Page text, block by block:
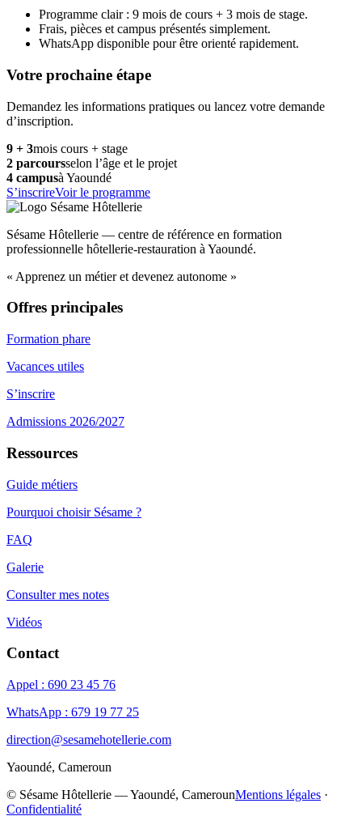
Programme clair : 9 mois de cours + 3 mois de stage.
Frais, pièces et campus présentés simplement.
WhatsApp disponible pour être orienté rapidement.
Votre prochaine étape
Demandez les informations pratiques ou lancez votre demande
d’inscription.
9 + 3mois cours + stage
2 parcoursselon l’âge et le projet
4 campusà Yaoundé
S’inscrireVoir le programme
Sésame Hôtellerie — centre de référence en formation
professionnelle hôtellerie-restauration à Yaoundé.
« Apprenez un métier et devenez autonome »
Offres principales
Formation phare
Vacances utiles
S’inscrire
Admissions 2026/2027
Ressources
Guide métiers
Pourquoi choisir Sésame ?
FAQ
Galerie
Consulter mes notes
Vidéos
Contact
Appel : 690 23 45 76
WhatsApp : 679 19 77 25
direction@sesamehotellerie.com
Yaoundé, Cameroun
© Sésame Hôtellerie — Yaoundé, CamerounMentions légales ·
Confidentialité